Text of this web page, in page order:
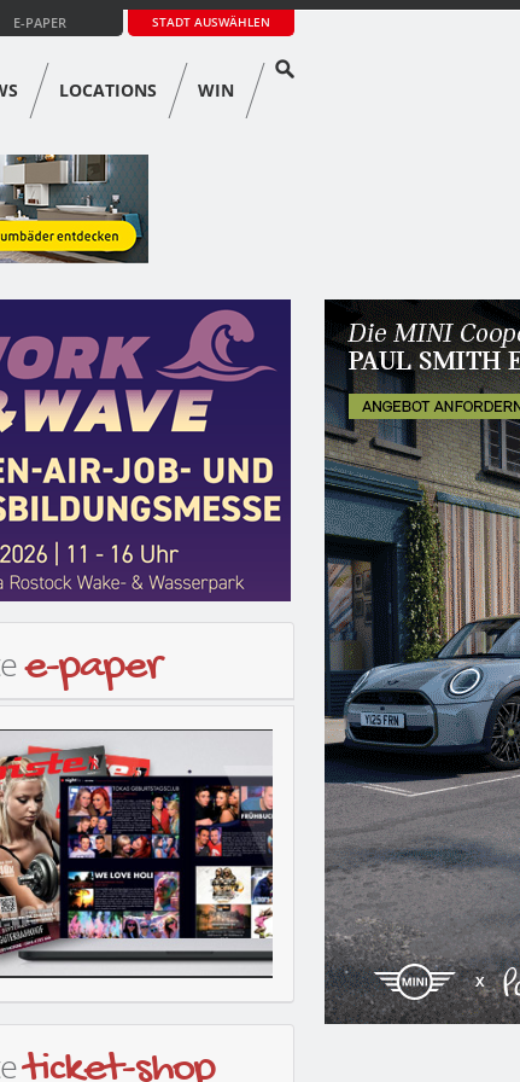
STADT AUSWÄHLEN
E-PAPER
LOCATIONS WIN
e-paper
ticket-shop